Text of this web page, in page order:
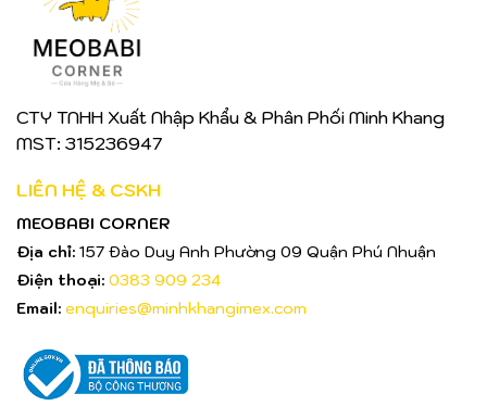
CTY TNHH Xuất Nhập Khẩu & Phân Phối Minh Khang
MST: 315236947
LIÊN HỆ & CSKH
MEOBABI CORNER
Địa chỉ: 157 Đào Duy Anh Phường 09 Quận Phú Nhuận
Điện thoại: 0383 909 234
Email: enquiries@minhkhangimex.com